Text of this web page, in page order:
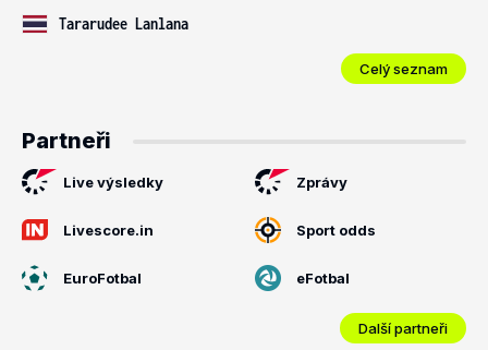
Tararudee Lanlana
Celý seznam
Partneři
Live výsledky Zprávy
Livescore.in Sport odds
EuroFotbal eFotbal
Další partneři